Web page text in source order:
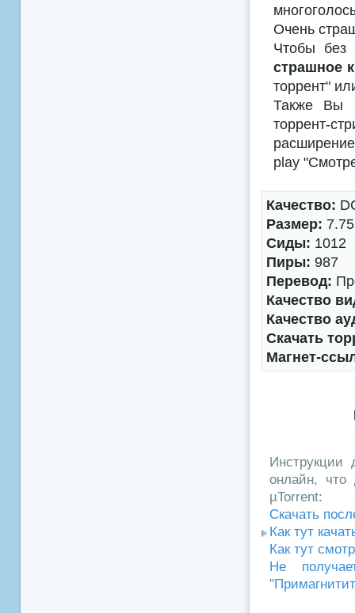
Очень
Чтобы без
страшное
торрент"
Также Вы
торрент-
play
Качество:
Размер:
Сиды: 1012
Пиры: 987
Перевод:
Качество
Качество
Скачать
Магнет-
Инструкции
онлайн, что
µTorrent:
Скачать
Как тут
Как тут
Не